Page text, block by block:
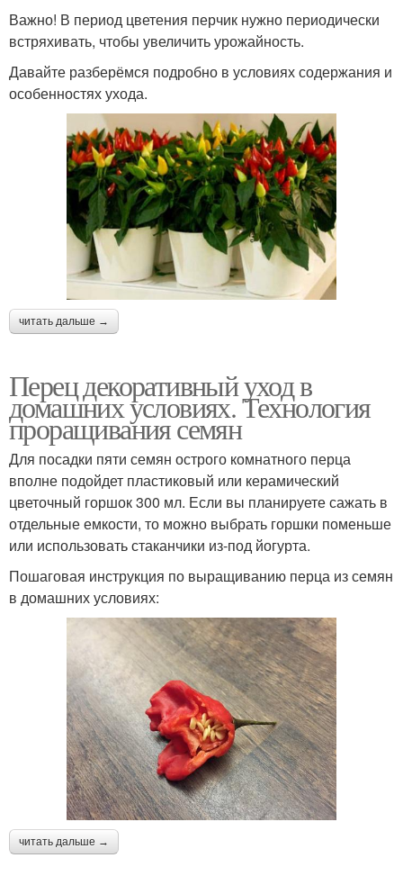
Важно! В период цветения перчик нужно периодически
встряхивать, чтобы увеличить урожайность.
Давайте разберёмся подробно в условиях содержания и
особенностях ухода.
читать дальше →
Перец декоративный уход в
домашних условиях. Технология
проращивания семян
Для посадки пяти семян острого комнатного перца
вполне подойдет пластиковый или керамический
цветочный горшок 300 мл. Если вы планируете сажать в
отдельные емкости, то можно выбрать горшки поменьше
или использовать стаканчики из-под йогурта.
Пошаговая инструкция по выращиванию перца из семян
в домашних условиях:
читать дальше →